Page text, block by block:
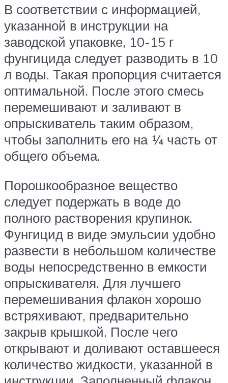
В соответствии с информацией,
указанной в инструкции на
заводской упаковке, 10-15 г
фунгицида следует разводить в 10
л воды. Такая пропорция считается
оптимальной. После этого смесь
перемешивают и заливают в
опрыскиватель таким образом,
чтобы заполнить его на ¼ часть от
общего объема.
Порошкообразное вещество
следует подержать в воде до
полного растворения крупинок.
Фунгицид в виде эмульсии удобно
развести в небольшом количестве
воды непосредственно в емкости
опрыскивателя. Для лучшего
перемешивания флакон хорошо
встряхивают, предварительно
закрыв крышкой. После чего
открывают и доливают оставшееся
количество жидкости, указанной в